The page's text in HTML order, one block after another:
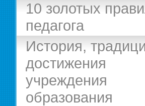
10 золотых
педагога
История,
достижения
учреждения
образования